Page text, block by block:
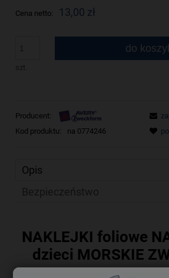
Cena netto: 13,00 zł
do
Producent:
Kod produktu:
na 0774246
Opis
NAKLEJKI foliowe
dzieci MORSKIE